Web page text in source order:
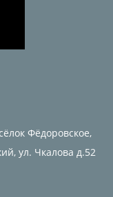
Фёдоровское,
ул. Чкалова д.52